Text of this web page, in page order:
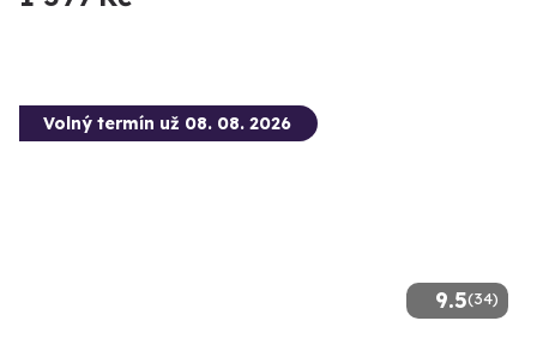
9.5(34)
Volný termín už 08. 08. 2026